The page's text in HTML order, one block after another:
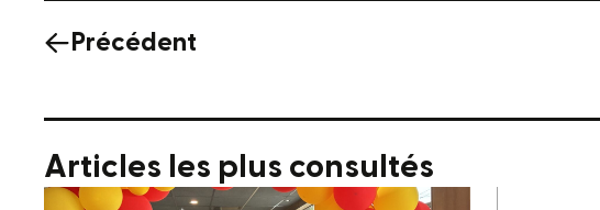
Précédent
Articles les plus consultés